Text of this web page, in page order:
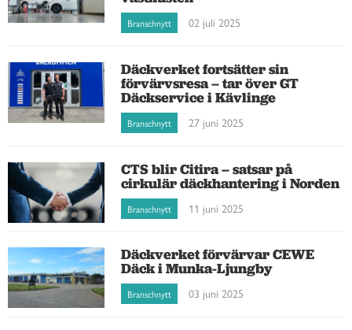
Branschnytt 02 juli 2025
Däckverket fortsätter sin
förvärvsresa – tar över GT
Däckservice i Kävlinge
Branschnytt 27 juni 2025
CTS blir Citira – satsar på
cirkulär däckhantering i Norden
Branschnytt 11 juni 2025
Däckverket förvärvar CEWE
Däck i Munka-Ljungby
Branschnytt 03 juni 2025